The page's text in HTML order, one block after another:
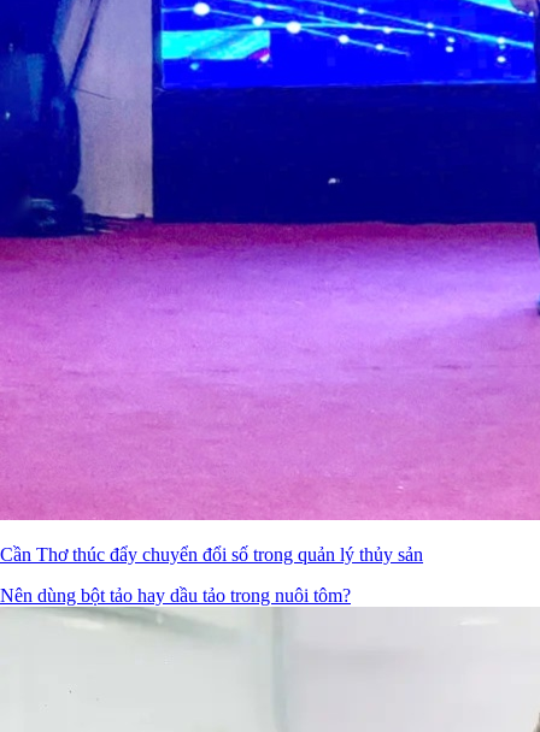
Cần Thơ thúc đẩy chuyển đổi số trong quản lý thủy sản
Nên dùng bột tảo hay dầu tảo trong nuôi tôm?